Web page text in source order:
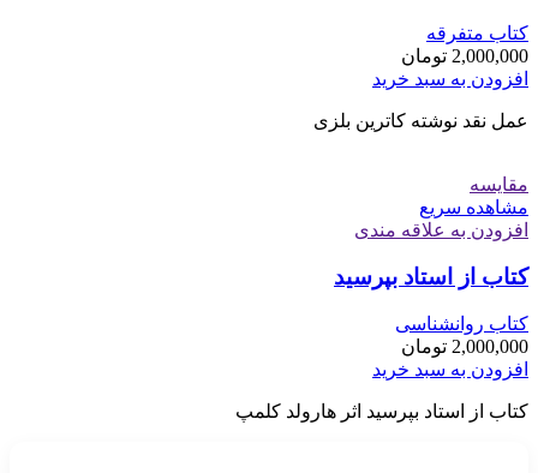
کتاب متفرقه
2,000,000 تومان
افزودن به سبد خرید
عمل نقد نوشته کاترین بلزی
مقایسه
مشاهده سریع
افزودن به علاقه مندی
کتاب از استاد بپرسید
کتاب روانشناسی
2,000,000 تومان
افزودن به سبد خرید
کتاب از استاد بپرسید اثر هارولد کلمپ